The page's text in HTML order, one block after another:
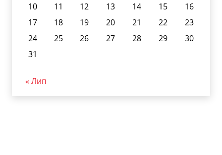
10
11 12 13 14 15
16
17
18 19 20 21 22
23
24
25 26 27 28 29
30
31
« Лип